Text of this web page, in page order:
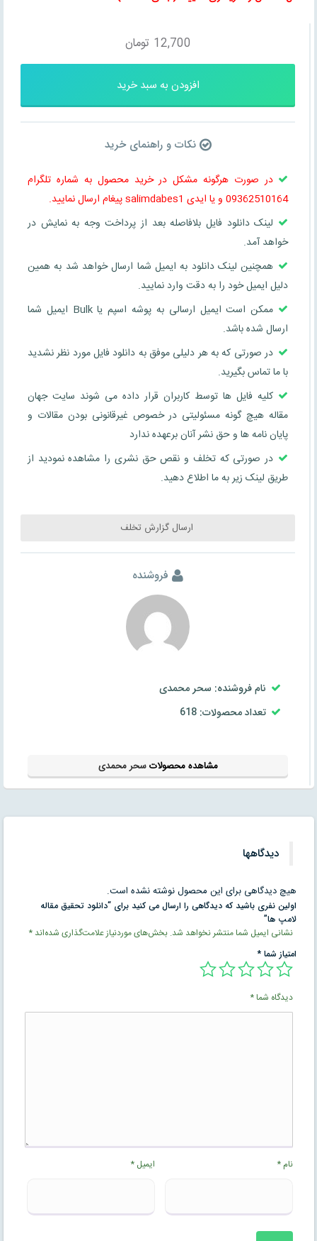
12,700 تومان
افزودن به سبد خرید
نکات و راهنمای خرید
در صورت هرگونه مشکل در خرید محصول به شماره تلگرام
09362510164 و یا ایدی salimdabes1 پیغام ارسال نمایید.
لینک دانلود فایل بلافاصله بعد از پرداخت وجه به نمایش در
خواهد آمد.
همچنین لینک دانلود به ایمیل شما ارسال خواهد شد به همین
دلیل ایمیل خود را به دقت وارد نمایید.
ممکن است ایمیل ارسالی به پوشه اسپم یا Bulk ایمیل شما
ارسال شده باشد.
در صورتی که به هر دلیلی موفق به دانلود فایل مورد نظر نشدید
با ما تماس بگیرید.
کلیه فایل ها توسط کاربران قرار داده می شوند سایت جهان
مقاله هیچ گونه مسئولیتی در خصوص غیرقانونی بودن مقالات و
پایان نامه ها و حق نشر آنان برعهده ندارد
در صورتی که تخلف و نقص حق نشری را مشاهده نمودید از
طریق لینک زیر به ما اطلاع دهید.
ارسال گزارش تخلف
فروشنده
نام فروشنده: سحر محمدی
تعداد محصولات: 618
مشاهده محصولاتسحر محمدی
دیدگاهها
هیچ دیدگاهی برای این محصول نوشته نشده است.
اولین نفری باشید که دیدگاهی را ارسال می کنید برای “دانلود تحقیق مقاله
لامپ ها”
نشانی ایمیل شما منتشر نخواهد شد. بخش‌های موردنیاز علامت‌گذاری شده‌اند*
امتیاز شما*
دیدگاه شما*
نام* ایمیل*